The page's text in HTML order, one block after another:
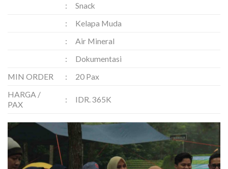
:
Snack
:
Kelapa Muda
:
Air Mineral
:
Dokumentasi
MIN ORDER
:
20 Pax
HARGA /
PAX
: IDR. 365K